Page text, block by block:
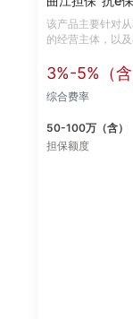
该产品主要针对
的经营主体，以
融资担保需求的
办结担保手续。
东、法定代表人
区； 5.其他相关
3%-5%（含
综合费率
50-100万（含）
担保额度